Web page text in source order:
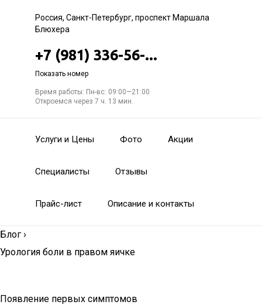
Россия, Санкт-Петербург, проспект Маршала
Блюхера
+7 (981) 336-56-...
Показать номер
Время работы: Пн-вс: 09:00—21:00
Откроемся через 7 ч. 13 мин.
Услуги и Цены Фото Акции
Специалисты Отзывы
Прайс-лист Описание и контакты
Блог ›
Урология боли в правом яичке
Появление первых симптомов